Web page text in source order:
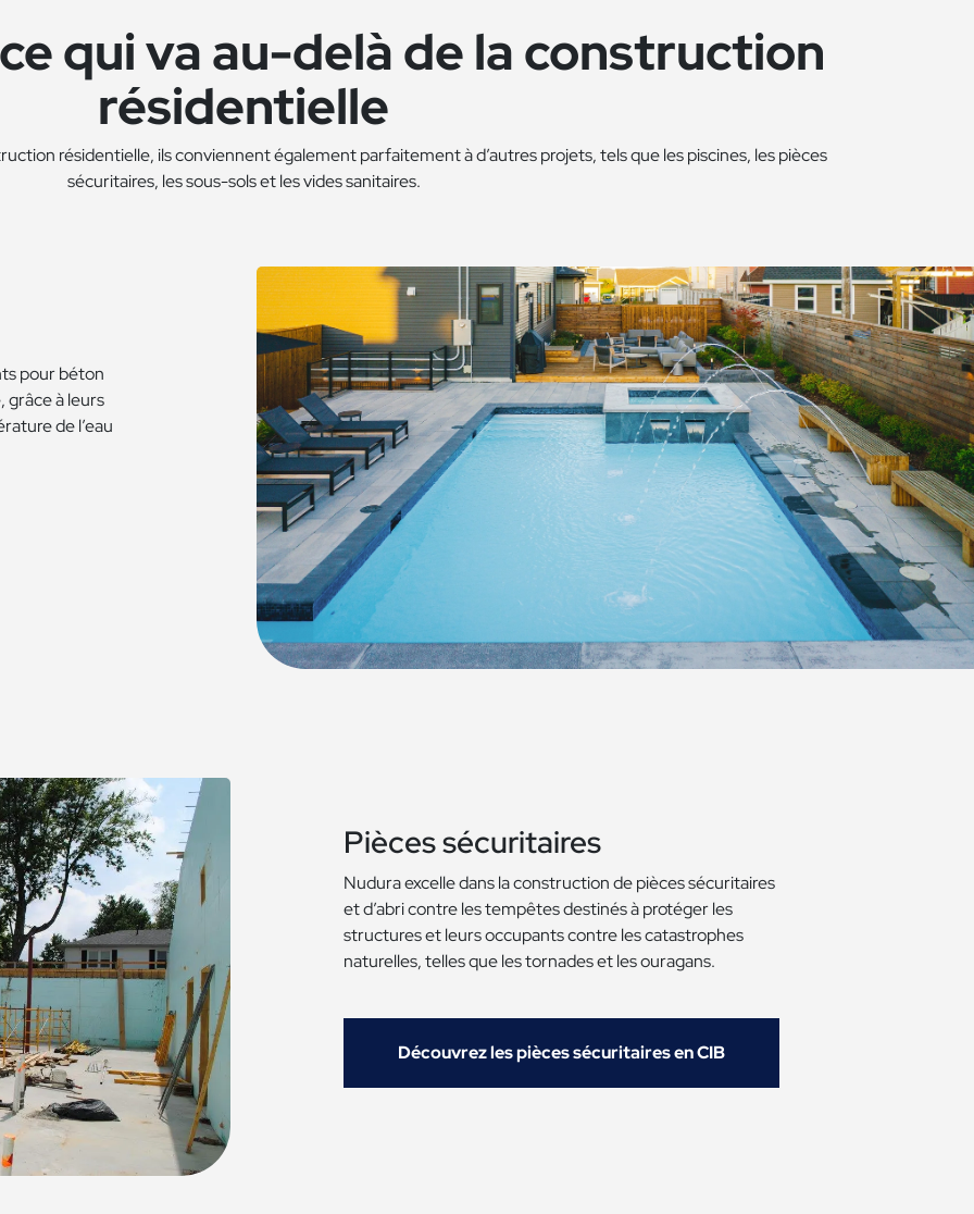
qui va au-delà de la construction
résidentielle
résidentielle, ils conviennent également parfaitement à d’autres projets, tels que les piscines, les pièces
sécuritaires, les sous-sols et les vides sanitaires.
pour béton
à leurs
de l’eau
Pièces sécuritaires
Nudura excelle dans la construction de pièces sécuritaires
et d’abri contre les tempêtes destinés à protéger les
structures et leurs occupants contre les catastrophes
naturelles, telles que les tornades et les ouragans.
Découvrez les pièces sécuritaires en CIB